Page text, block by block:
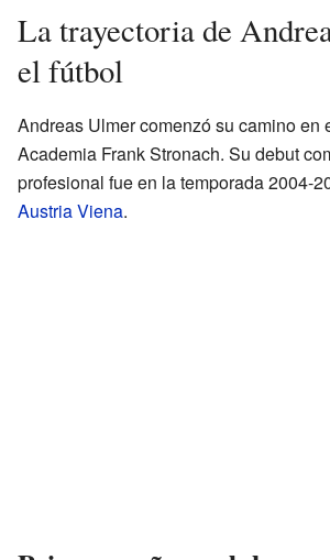
La trayectoria de
el fútbol
Andreas Ulmer comenzó su camino en
Academia Frank Stronach. Su debut
profesional fue en la temporada 2004-
Austria Viena.